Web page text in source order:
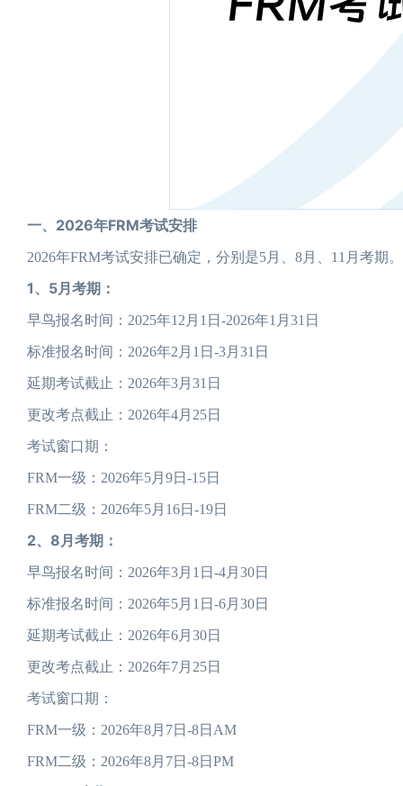
一、2026年FRM考试安排
2026年FRM考试安排已确定，分别是5月、8月、11月考期
1、5月考期：
早鸟报名时间：2025年12月1日-2026年1月31日
标准报名时间：2026年2月1日-3月31日
延期考试截止：2026年3月31日
更改考点截止：2026年4月25日
考试窗口期：
FRM一级：2026年5月9日-15日
FRM二级：2026年5月16日-19日
2、8月考期：
早鸟报名时间：2026年3月1日-4月30日
标准报名时间：2026年5月1日-6月30日
延期考试截止：2026年6月30日
更改考点截止：2026年7月25日
考试窗口期：
FRM一级：2026年8月7日-8日AM
FRM二级：2026年8月7日-8日PM